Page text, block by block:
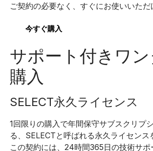
ご契約の必要なく、すぐにお使いいただ
今すぐ購入
サポート付きワ
購入
SELECT永久ライセンス
1回限りの購入で年間保守サブスクリプ
る、SELECTと呼ばれる永久ライセンス
この契約には、24時間365日の技術サポ